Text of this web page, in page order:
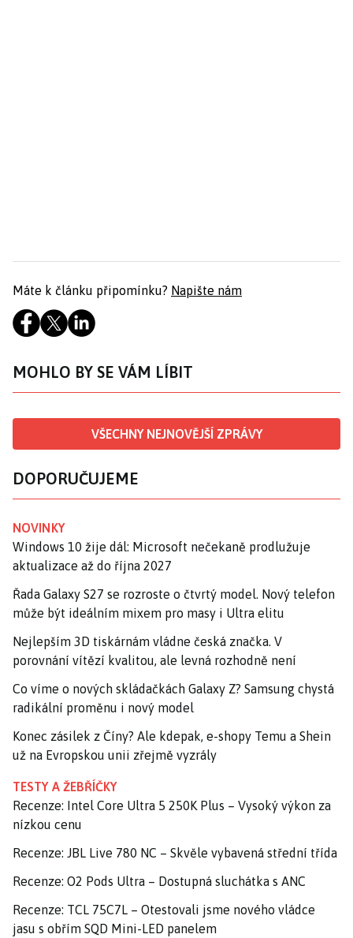
Máte k článku připomínku? Napište nám
MOHLO BY SE VÁM LÍBIT
VŠECHNY NEJNOVĚJŠÍ ZPRÁVY
DOPORUČUJEME
NOVINKY
Windows 10 žije dál: Microsoft nečekaně prodlužuje
aktualizace až do října 2027
Řada Galaxy S27 se rozroste o čtvrtý model. Nový telefon
může být ideálním mixem pro masy i Ultra elitu
Nejlepším 3D tiskárnám vládne česká značka. V
porovnání vítězí kvalitou, ale levná rozhodně není
Co víme o nových skládačkách Galaxy Z? Samsung chystá
radikální proměnu i nový model
Konec zásilek z Číny? Ale kdepak, e-shopy Temu a Shein
už na Evropskou unii zřejmě vyzrály
TESTY A ŽEBŘÍČKY
Recenze: Intel Core Ultra 5 250K Plus – Vysoký výkon za
nízkou cenu
Recenze: JBL Live 780 NC – Skvěle vybavená střední třída
Recenze: O2 Pods Ultra – Dostupná sluchátka s ANC
Recenze: TCL 75C7L – Otestovali jsme nového vládce
jasu s obřím SQD Mini-LED panelem